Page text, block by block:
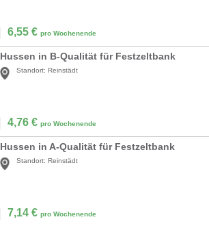
6,55 € pro Wochenende
Hussen in B-Qualität für Festzeltbank
Standort: Reinstädt
4,76 € pro Wochenende
Hussen in A-Qualität für Festzeltbank
Standort: Reinstädt
7,14 € pro Wochenende